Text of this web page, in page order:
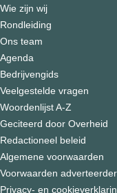
Wie zijn wij
Rondleiding
Ons team
Agenda
Bedrijvengids
Veelgestelde vragen
Woordenlijst A-Z
Geciteerd door Overheid
Redactioneel beleid
Algemene voorwaarden
Voorwaarden
Privacy- en